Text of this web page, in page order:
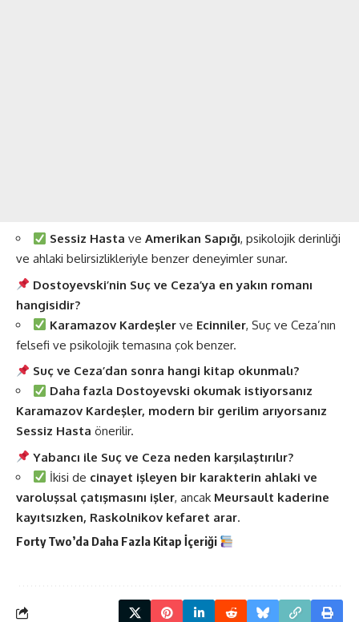
Sessiz Hasta veAmerikan Sapığı, psikolojik derinliği
ve ahlaki belirsizlikleriyle benzer deneyimler sunar.
Dostoyevski’nin Suç ve Ceza’ya en yakın romanı
hangisidir?
Karamazov Kardeşler ve Ecinniler, Suç ve Ceza’nın
felsefi ve psikolojik temasına çok benzer.
Suç ve Ceza’dan sonra hangi kitap okunmalı?
Daha fazla Dostoyevski okumak istiyorsanız
Karamazov Kardeşler, modern bir gerilim arıyorsanız
Sessiz Hasta önerilir.
Yabancı ile Suç ve Ceza neden karşılaştırılır?
İkisi de cinayet işleyen bir karakterin ahlaki ve
varoluşsal çatışmasını işler, ancak Meursault kaderine
kayıtsızken, Raskolnikov kefaret arar.
Forty Two’da Daha Fazla Kitap İçeriği